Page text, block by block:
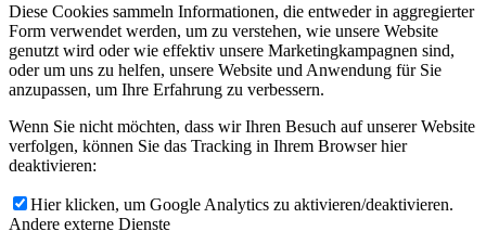
Diese Cookies sammeln Informationen, die entweder in aggregierter
Form verwendet werden, um zu verstehen, wie unsere Website
genutzt wird oder wie effektiv unsere Marketingkampagnen sind,
oder um uns zu helfen, unsere Website und Anwendung für Sie
anzupassen, um Ihre Erfahrung zu verbessern.
Wenn Sie nicht möchten, dass wir Ihren Besuch auf unserer Website
verfolgen, können Sie das Tracking in Ihrem Browser hier
deaktivieren:
Hier klicken, um Google Analytics zu aktivieren/deaktivieren.
Andere externe Dienste